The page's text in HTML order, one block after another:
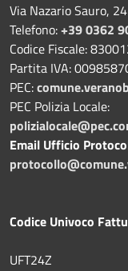
Via Nazario Sauro,
Telefono:+39 0362
Codice Fiscale:
Partita IVA:
PEC:
PEC Polizia Locale:
Email Ufficio
Codice Univoco
UFT24Z